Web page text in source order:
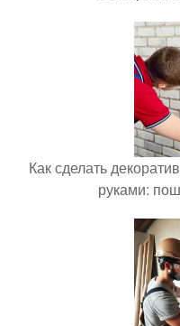
Как сделать
руками: